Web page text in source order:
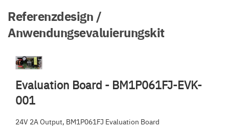
Referenzdesign /
Anwendungsevaluierungskit
Evaluation Board - BM1P061FJ-EVK-
001
24V 2A Output, BM1P061FJ Evaluation Board